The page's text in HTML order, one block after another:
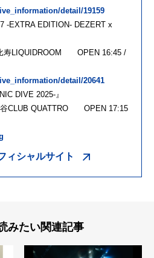
detail/19159
-EXTRA EDITION- DEZERT x
寿LIQUIDROOM OPEN 16:45 /
detail/20641
DIVE 2025-』
谷CLUB QUATTRO OPEN 17:15
シャルサイト
みたい関連記事